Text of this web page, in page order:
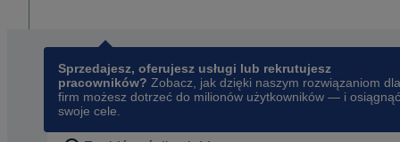
Sprzedajesz, oferujesz usługi lub rekrutujesz
pracowników? Zobacz, jak dzięki naszym rozwiązaniom dla
firm możesz dotrzeć do milionów użytkowników — i osiągnąć
swoje cele.